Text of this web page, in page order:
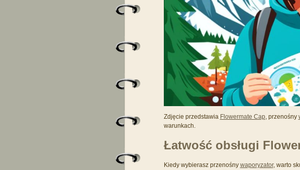
Zdjęcie przedstawia Flowermate Cap, przenośny
warunkach.
Łatwość obsługi
Kiedy wybierasz przenośny waporyzator, warto